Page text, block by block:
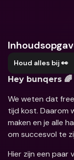
Houd alles bij 👀
Hey bunqers 🌈
We weten dat
tijd kost. Daarom
maken en je alle
om succesvol te
Hier zijn een